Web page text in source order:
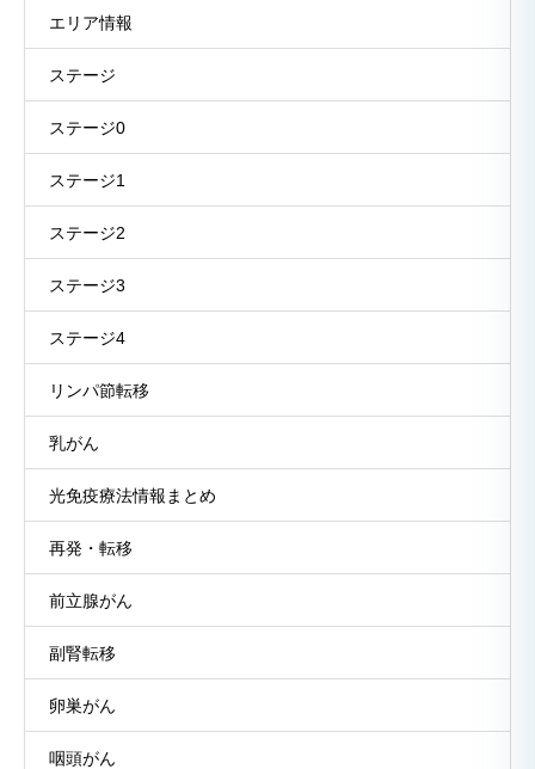
エリア情報
ステージ
ステージ0
ステージ1
ステージ2
ステージ3
ステージ4
リンパ節転移
乳がん
光免疫療法情報まとめ
再発・転移
前立腺がん
副腎転移
卵巣がん
咽頭がん